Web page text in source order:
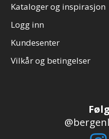
Kataloger og inspirasjon
Logg inn
Kundesenter
Vilkår og betingelser